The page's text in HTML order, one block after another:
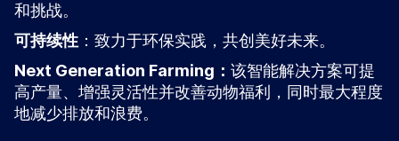
和挑战。
可持续性 ：致力于环保实践，共创美好未来。
Next Generation Farming： 该智能解决方案可提
高产量、增强灵活性并改善动物福利，同时最大程度
地减少排放和浪费。